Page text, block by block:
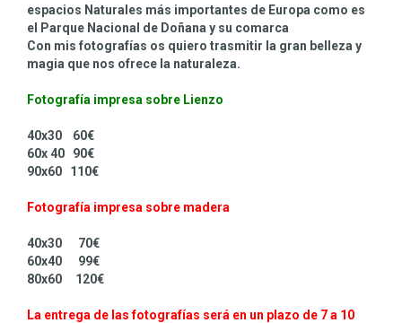
espacios Naturales más importantes de Europa como es
el Parque Nacional de Doñana y su comarca
Con mis fotografías os quiero trasmitir la gran belleza y
magia que nos ofrece la naturaleza.
Fotografía impresa sobre Lienzo
40x30 60€
60x 40 90€
90x60 110€
Fotografía impresa sobre madera
40x30 70€
60x40 99€
80x60 120€
La entrega de las fotografías será en un plazo de 7 a 10